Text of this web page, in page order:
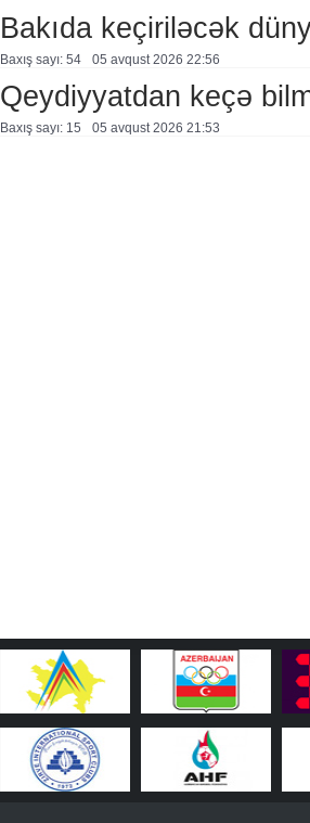
Bakıda keçiriləcək
Baxış sayı: 54 05 avqust 2026 22:56
Qeydiyyatdan keçə
Baxış sayı: 15 05 avqust 2026 21:53